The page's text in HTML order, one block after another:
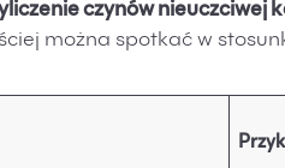
czynów nieuczciwej
można spotkać w